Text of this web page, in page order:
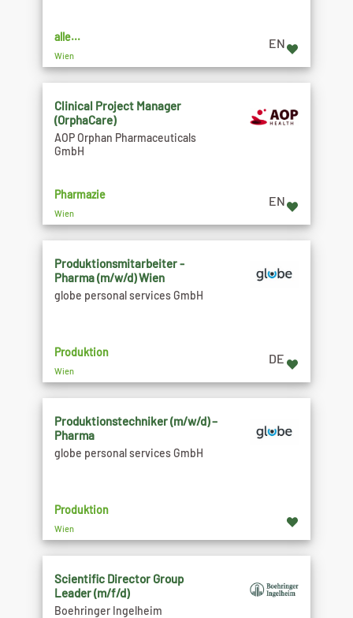
alle...
Wien
EN
Clinical Project Manager
(OrphaCare)
AOP Orphan Pharmaceuticals
GmbH
Pharmazie
Wien
EN
Produktionsmitarbeiter -
Pharma (m/w/d) Wien
globe personal services GmbH
Produktion
Wien
DE
Produktionstechniker (m/w/d) –
Pharma
globe personal services GmbH
Produktion
Wien
Scientific Director Group
Leader (m/f/d)
Boehringer Ingelheim